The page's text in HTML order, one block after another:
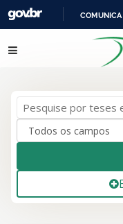
COMUNICA
Pular para o conteúdo